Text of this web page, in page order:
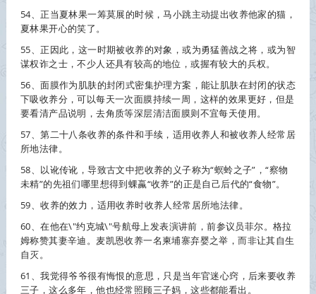
54、正当夏林果一筹莫展的时候，马小跳主动提出收养他家的猫，
夏林果开心的笑了。
55、正因此，这一时期被收养的对象，或为勇猛善战之将，或为智
谋权诈之士，不少人还具有较高的地位，或握有较大的兵权。
56、面膜作为肌肤的封闭式密集护理方案，能让肌肤在封闭的状态
下吸收养分，可以每天一次面膜持续一周，这样的效果更好，但是
要看清产品说明，去角质等深层清洁面膜则不宜每天使用。
57、第二十八条收养的条件和手续，适用收养人和被收养人经常居
所地法律。
58、以讹传讹，导致古文中把收养的义子称为“螟蛉之子”，“察物
未精”的先祖们哪里想得到蜾蠃“收养”的正是自己后代的“食物”。
59、收养的效力，适用收养时收养人经常居所地法律。
60、在他在\"约克城\"号航母上发表演讲前，前参议员菲尔。格拉
姆称赞其妻辛迪。麦凯恩收养一名柬埔寨弃婴之举，而非让其自生
自灭。
61、我觉得爷爷很有悔恨的意思，只是当年官迷心窍，后来要收养
三子，这么多年，他也经常照顾三子妈，这些都能看出。